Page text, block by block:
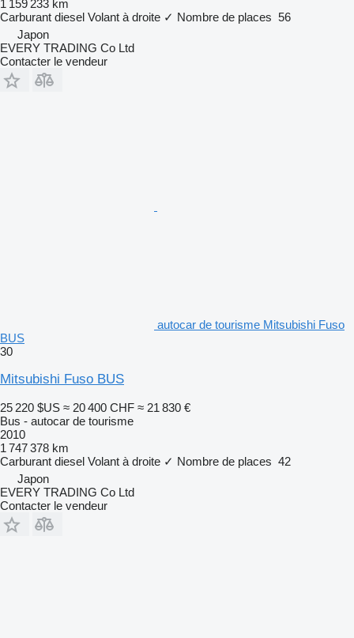
1 159 233 km
Carburant diesel Volant à droite ✓ Nombre de places 56
Japon
EVERY TRADING Co Ltd
Contacter le vendeur
autocar de tourisme Mitsubishi Fuso
BUS
30
Mitsubishi Fuso BUS
25 220 $US ≈ 20 400 CHF ≈ 21 830 €
Bus - autocar de tourisme
2010
1 747 378 km
Carburant diesel Volant à droite ✓ Nombre de places 42
Japon
EVERY TRADING Co Ltd
Contacter le vendeur